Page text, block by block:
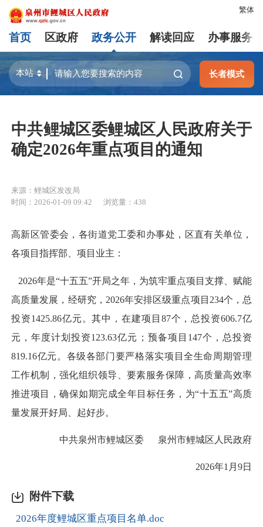
繁体
首页 区政府 政务公开 解读回应 办事服务
长者模式
中共鲤城区委鲤城区人民政府关于
确定2026年重点项目的通知
来源：鲤城区发改局
时间：2026-01-09 09:42
浏览量： 438
高新区管委会，各街道党工委和办事处，区直有关单位，
各项目指挥部、项目业主：
2026年是“十五五”开局之年，为筑牢重点项目支撑、赋能
高质量发展，经研究，2026年安排区级重点项目234个，总
投资1425.86亿元。其中，在建项目87个，总投资606.7亿
元，年度计划投资123.63亿元；预备项目147个，总投资
819.16亿元。各级各部门要严格落实项目全生命周期管理
工作机制，强化组织领导、要素服务保障，高质量高效率
推进项目，确保如期完成全年目标任务，为“十五五”高质
量发展开好局、起好步。
中共泉州市鲤城区委 泉州市鲤城区人民政府
2026年1月9日
附件下载
2026年度鲤城区重点项目名单.doc